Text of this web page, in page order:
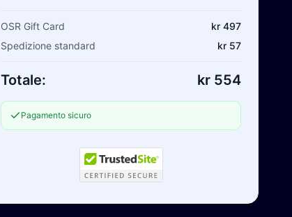
OSR Gift Card
kr 497
Spedizione standard
kr 57
Totale: kr 554
Pagamento sicuro